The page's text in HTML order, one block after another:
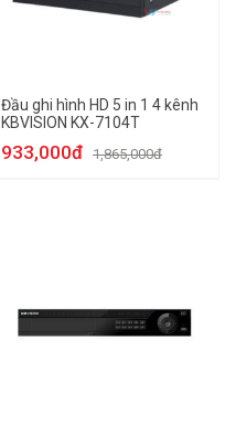
Đầu ghi hình HD 5 in 1 4 kênh
KBVISION KX-7104T
933,000đ 1,865,000đ